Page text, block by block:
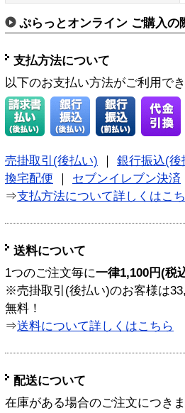
ぷらっとオンライン ご購入の
支払方法について
以下のお支払い方法がご利用で
売掛取引(後払い)
銀行振込(後
換宅配便
セブンイレブン決済
⇒支払方法について詳しくはこ
送料について
1つのご注文毎に一律1,100円(税
※売掛取引(後払い)のお客様は
無料！
⇒送料について詳しくはこちら
配送について
在庫がある場合のご注文につき